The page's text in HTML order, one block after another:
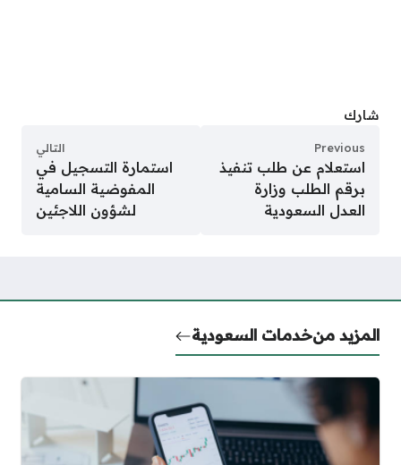
شارك
Previous
استعلام عن طلب تنفيذ
برقم الطلب وزارة
العدل السعودية
التالي
استمارة التسجيل في
المفوضية السامية
لشؤون اللاجئين
المزيد منخدمات السعودية